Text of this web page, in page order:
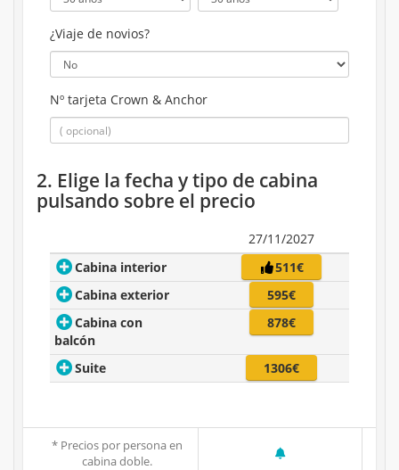
¿Viaje de novios?
Nº tarjeta Crown & Anchor
2. Elige la fecha y tipo de cabina
pulsando sobre el precio
27/11/2027
Cabina interior
511€
Cabina exterior
595€
Cabina con
balcón
878€
Suite 1306€
* Precios por persona en
cabina doble.